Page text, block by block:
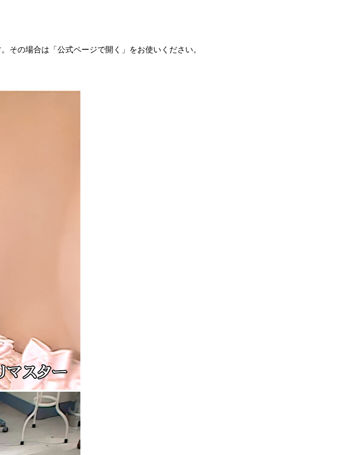
その場合は「公式ページで開く」をお使いください。